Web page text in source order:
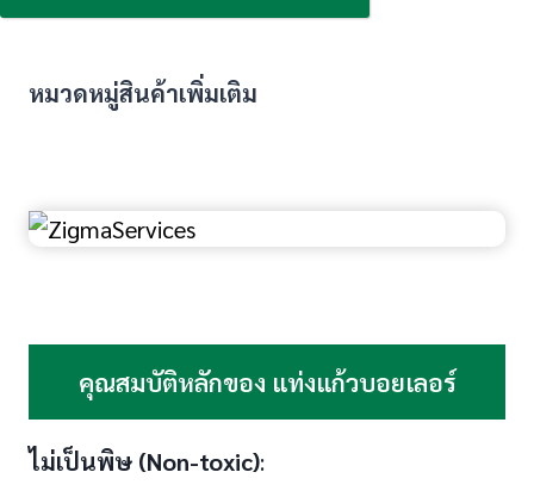
หมวดหมู่สินค้าเพิ่มเติม
คุณสมบัติหลักของ แท่งแก้วบอยเลอร์
ไม่เป็นพิษ (Non-toxic):